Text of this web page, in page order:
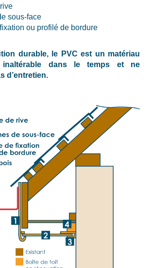
sous-face
ou profilé de bordure
durable, le PVC est un matériau
inaltérable dans le temps et ne
d’entretien.